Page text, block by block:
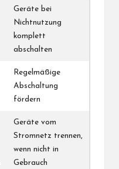
Geräte bei
Nichtnutzung
komplett
abschalten
Regelmäßige
Abschaltung
fördern
Geräte vom
Stromnetz trennen,
wenn nicht in
Gebrauch